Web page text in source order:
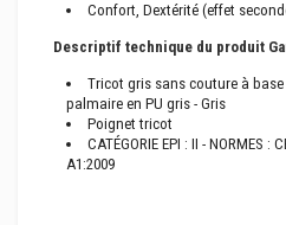
Confort, Dextérité (effet
Descriptif technique du produit
Tricot gris sans couture à
palmaire en PU gris - Gris
Poignet tricot
CATÉGORIE EPI : II - NORMES :
A1:2009